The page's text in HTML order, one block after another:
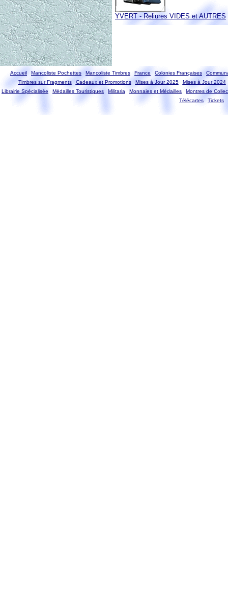
YVERT - Reliures VIDES et AUTRES
Accueil Mancoliste Pochettes Mancoliste Timbres France Colonies Françaises
Timbres sur Fragments
Cadeaux et Promotions Mises à Jour 2025
Mises à Jour 2024
Librairie Spécialisée
Médailles Touristiques Militaria Monnaies et Médailles
Montres de
Télécartes
Tickets